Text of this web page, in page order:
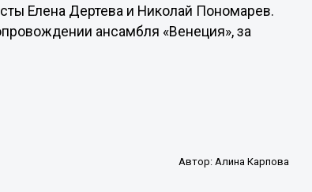
Елена Дертева и Николай Пономарев.
ансамбля «Венеция», за
Автор: Алина Карпова